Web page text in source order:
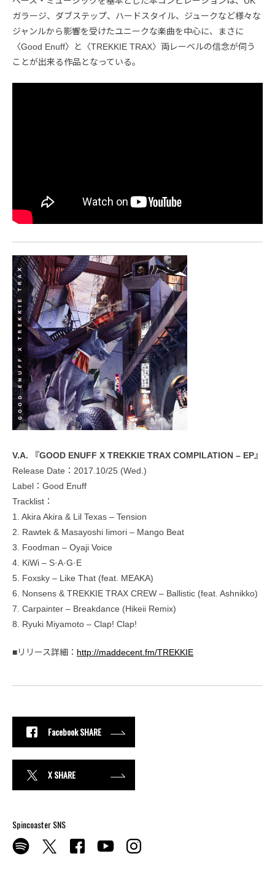
ガラージ、ダブステップ、ハードスタイル、ジュークなど様々な
ジャンルから影響を受けたユニークな楽曲を中心に、まさに
〈Good Enuff〉と〈TREKKIE TRAX〉両レーベルの信念が伺う
ことが出来る作品となっている。
V.A. 『GOOD ENUFF X TREKKIE TRAX COMPILATION – EP』
Release Date：2017.10/25 (Wed.)
Label：Good Enuff
Tracklist：
1. Akira Akira & Lil Texas – Tension
2. Rawtek & Masayoshi Iimori – Mango Beat
3. Foodman – Oyaji Voice
4. KiWi – S·A·G·E
5. Foxsky – Like That (feat. MEAKA)
6. Nonsens & TREKKIE TRAX CREW – Ballistic (feat. Ashnikko)
7. Carpainter – Breakdance (Hikeii Remix)
8. Ryuki Miyamoto – Clap! Clap!
■リリース詳細： http://maddecent.fm/TREKKIE
Facebook SHARE
X SHARE
Spincoaster SNS